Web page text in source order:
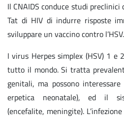
Il CNAIDS conduce studi
Tat di HIV di indurre risposte
sviluppare un vaccino contro l’HSV.
I virus Herpes simplex (HSV) 1 e
tutto il mondo. Si tratta
genitali, ma possono
erpetica neonatale), ed il
(encefalite, meningite).